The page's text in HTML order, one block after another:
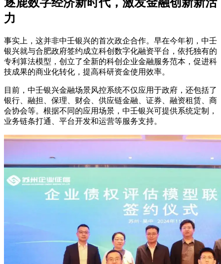
逐鹿数字经济新时代，激发金融创新新活
力
事实上，这并非中壬银兴的首次政企合作。早在今年初，中壬
银兴就与合肥政府签约成立科创数字化融资平台，依托独有的
专利算法模型，创立了全新的科创企业金融服务范本，促进科
技成果的商业化转化，提高科研资金使用效率。
目前，中壬银兴金融场景风控系统不仅应用于政府，还包括了
银行、融担、保理、财会、供应链金融、证券、融资租赁、商
会协会等。根据不同的应用场景，中壬银兴可提供系统定制，
业务链条打通、平台开发和运营等服务支持。